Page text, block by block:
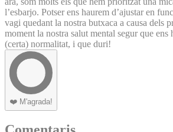
l’esbarjo. Potser ens haurem d’ajustar en
vagi quedant la nostra butxaca a causa dels
moment la nostra salut mental segur que ens
(certa) normalitat, i que duri!
❤️ M'agrada!